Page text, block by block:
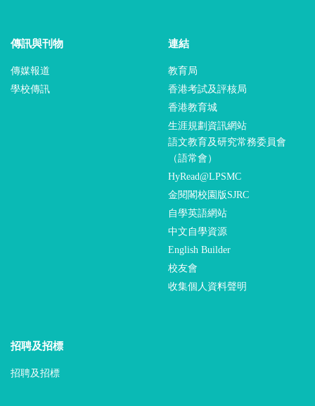
傳訊與刊物
傳媒報道
學校傳訊
連結
教育局
香港考試及評核局
香港教育城
生涯規劃資訊網站
語文教育及研究常務委員會
（語常會）
HyRead@LPSMC
金閱閣校園版SJRC
自學英語網站
中文自學資源
English Builder
校友會
收集個人資料聲明
招聘及招標
招聘及招標